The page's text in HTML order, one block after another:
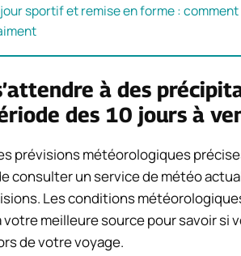
sportif et remise en forme :
à des
des 10 jours à
prévisions météorologiques
consulter un service de météo
Les conditions
votre meilleure source pour savoir si
de votre voyage.